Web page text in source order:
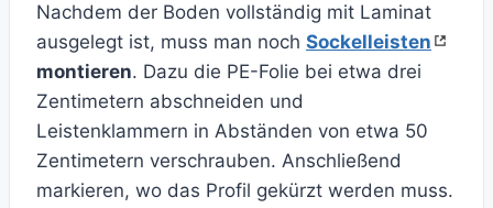
Nachdem der Boden vollständig mit Laminat
ausgelegt ist, muss man noch Sockelleisten
montieren. Dazu die PE-Folie bei etwa drei
Zentimetern abschneiden und
Leistenklammern in Abständen von etwa 50
Zentimetern verschrauben. Anschließend
markieren, wo das Profil gekürzt werden muss.